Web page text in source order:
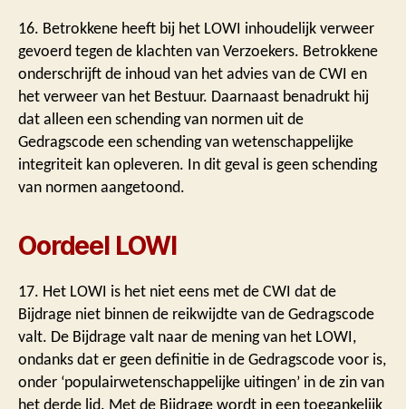
16. Betrokkene heeft bij het LOWI inhoudelijk verweer
gevoerd tegen de klachten van Verzoekers. Betrokkene
onderschrijft de inhoud van het advies van de CWI en
het verweer van het Bestuur. Daarnaast benadrukt hij
dat alleen een schending van normen uit de
Gedragscode een schending van wetenschappelijke
integriteit kan opleveren. In dit geval is geen schending
van normen aangetoond.
Oordeel LOWI
17. Het LOWI is het niet eens met de CWI dat de
Bijdrage niet binnen de reikwijdte van de Gedragscode
valt. De Bijdrage valt naar de mening van het LOWI,
ondanks dat er geen definitie in de Gedragscode voor is,
onder ‘populairwetenschappelijke uitingen’ in de zin van
het derde lid. Met de Bijdrage wordt in een toegankelijk